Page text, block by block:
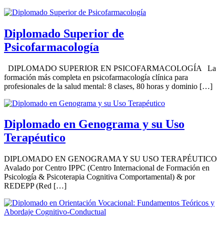
Diplomado Superior de
Psicofarmacología
DIPLOMADO SUPERIOR EN PSICOFARMACOLOGÍA La
formación más completa en psicofarmacología clínica para
profesionales de la salud mental: 8 clases, 80 horas y dominio […]
Diplomado en Genograma y su Uso
Terapéutico
DIPLOMADO EN GENOGRAMA Y SU USO TERAPÉUTICO
Avalado por Centro IPPC (Centro Internacional de Formación en
Psicología & Psicoterapia Cognitiva Comportamental) & por
REDEPP (Red […]